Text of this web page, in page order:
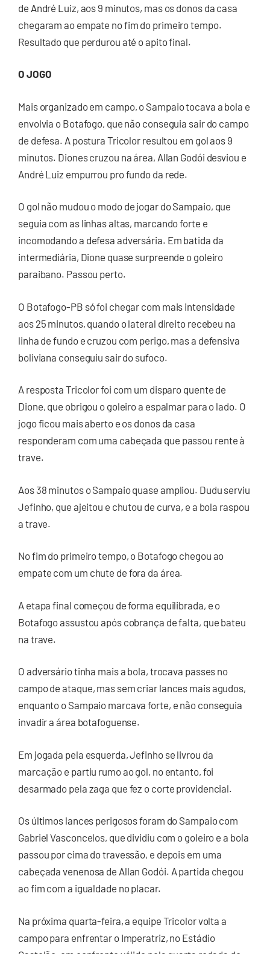
de André Luiz, aos 9 minutos, mas os donos da casa
chegaram ao empate no fim do primeiro tempo.
Resultado que perdurou até o apito final.
O JOGO
Mais organizado em campo, o Sampaio tocava a bola e
envolvia o Botafogo, que não conseguia sair do campo
de defesa. A postura Tricolor resultou em gol aos 9
minutos. Diones cruzou na área, Allan Godói desviou e
André Luiz empurrou pro fundo da rede.
O gol não mudou o modo de jogar do Sampaio, que
seguia com as linhas altas, marcando forte e
incomodando a defesa adversária. Em batida da
intermediária, Dione quase surpreende o goleiro
paraibano. Passou perto.
O Botafogo-PB só foi chegar com mais intensidade
aos 25 minutos, quando o lateral direito recebeu na
linha de fundo e cruzou com perigo, mas a defensiva
boliviana conseguiu sair do sufoco.
A resposta Tricolor foi com um disparo quente de
Dione, que obrigou o goleiro a espalmar para o lado. O
jogo ficou mais aberto e os donos da casa
responderam com uma cabeçada que passou rente à
trave.
Aos 38 minutos o Sampaio quase ampliou. Dudu serviu
Jefinho, que ajeitou e chutou de curva, e a bola raspou
a trave.
No fim do primeiro tempo, o Botafogo chegou ao
empate com um chute de fora da área.
A etapa final começou de forma equilibrada, e o
Botafogo assustou após cobrança de falta, que bateu
na trave.
O adversário tinha mais a bola, trocava passes no
campo de ataque, mas sem criar lances mais agudos,
enquanto o Sampaio marcava forte, e não conseguia
invadir a área botafoguense.
Em jogada pela esquerda, Jefinho se livrou da
marcação e partiu rumo ao gol, no entanto, foi
desarmado pela zaga que fez o corte providencial.
Os últimos lances perigosos foram do Sampaio com
Gabriel Vasconcelos, que dividiu com o goleiro e a bola
passou por cima do travessão, e depois em uma
cabeçada venenosa de Allan Godói. A partida chegou
ao fim com a igualdade no placar.
Na próxima quarta-feira, a equipe Tricolor volta a
campo para enfrentar o Imperatriz, no Estádio